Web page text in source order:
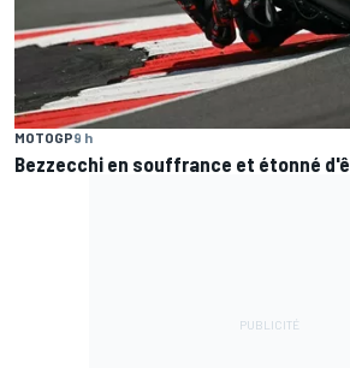
MOTOGP9 h
Bezzecchi en souffrance et étonné